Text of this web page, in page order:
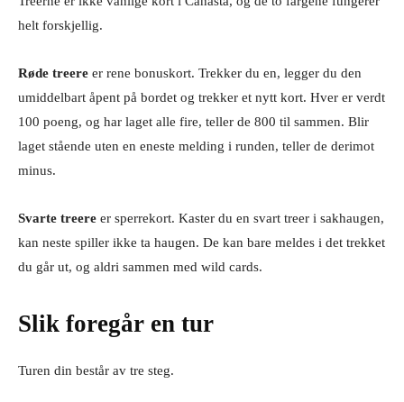
helt forskjellig.
Røde treere er rene bonuskort. Trekker du en, legger du den
umiddelbart åpent på bordet og trekker et nytt kort. Hver er verdt
100 poeng, og har laget alle fire, teller de 800 til sammen. Blir
laget stående uten en eneste melding i runden, teller de derimot
minus.
Svarte treere er sperrekort. Kaster du en svart treer i sakhaugen,
kan neste spiller ikke ta haugen. De kan bare meldes i det trekket
du går ut, og aldri sammen med wild cards.
Slik foregår en tur
Turen din består av tre steg.